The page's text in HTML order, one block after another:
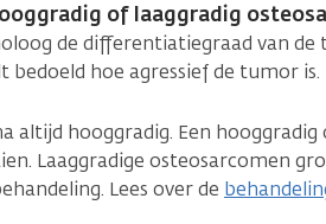
of laaggradig
de differentiatiegraad van de
hoe agressief de tumor is.
altijd hooggradig. Een
Laaggradige osteosarcomen
Lees over de